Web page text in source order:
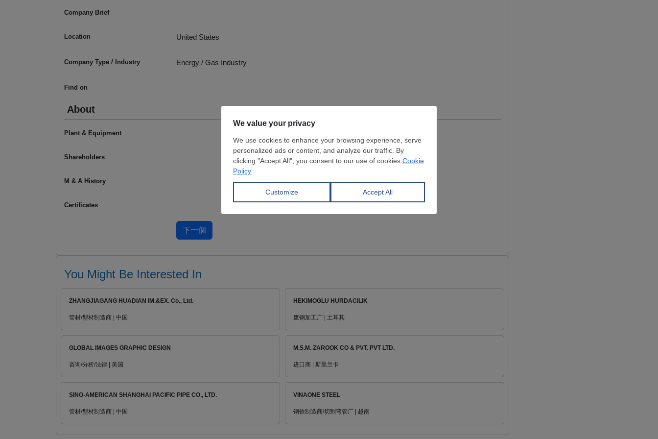
Company Brief
Location United States
Company Type / Industry Energy / Gas Industry
Find on
About
Plant & Equipment
Shareholders
M & A History
Certificates
You Might Be Interested In
ZHANGJIAGANG HUADIAN IM.&EX. Co., Ltd.
管材/型材制造商 | 中国
HEKIMOGLU HURDACILIK
废钢加工厂 | 土耳其
GLOBAL IMAGES GRAPHIC DESIGN
咨询/分析/法律 | 美国
M.S.M. ZAROOK CO & PVT. PVT LTD.
进口商 | 斯里兰卡
SINO-AMERICAN SHANGHAI PACIFIC PIPE CO., LTD.
管材/型材制造商 | 中国
VINAONE STEEL
钢铁制造商/切割弯管厂 | 越南